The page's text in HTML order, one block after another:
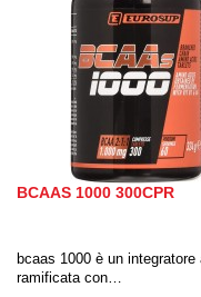
BCAAS 1000 300CPR
bcaas 1000 è un
ramificata con…